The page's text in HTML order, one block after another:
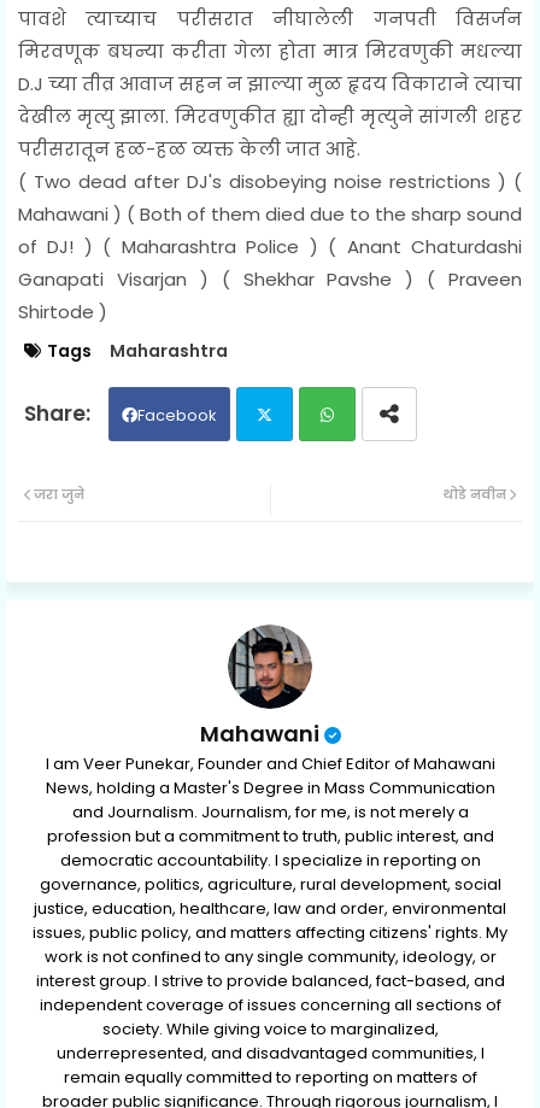
पावशे त्याच्याच परीसरात नीघालेली गनपती विसर्जन
मिरवणूक बघन्या करीता गेला होता मात्र मिरवणुकी मधल्या
D.J च्या तीव्र आवाज सहन न झाल्या मुळ हृदय विकाराने त्याचा
देखील मृत्यु झाला. मिरवणुकीत ह्या दोन्ही मृत्युने सांगली शहर
परीसरातून हळ-हळ व्यक्त केली जात आहे.
( Two dead after DJ's disobeying noise restrictions ) (
Mahawani ) (Both of them died due to the sharp sound
of DJ! ) ( Maharashtra Police ) ( Anant Chaturdashi
Ganapati Visarjan ) ( Shekhar Pavshe ) ( Praveen
Shirtode )
Tags Maharashtra
Facebook
ap
थोडे नवीन
जरा जुने
Mahawani
I am Veer Punekar, Founder and Chief Editor of Mahawani
News, holding a Master's Degree in Mass Communication
and Journalism. Journalism, for me, is not merely a
profession but a commitment to truth, public interest, and
democratic accountability. I specialize in reporting on
governance, politics, agriculture, rural development, social
justice, education, healthcare, law and order, environmental
issues, public policy, and matters affecting citizens' rights. My
work is not confined to any single community, ideology, or
interest group. I strive to provide balanced, fact-based, and
independent coverage of issues concerning all sections of
society. While giving voice to marginalized,
underrepresented, and disadvantaged communities, I
remain equally committed to reporting on matters of
broader public significance. Through rigorous journalism, I